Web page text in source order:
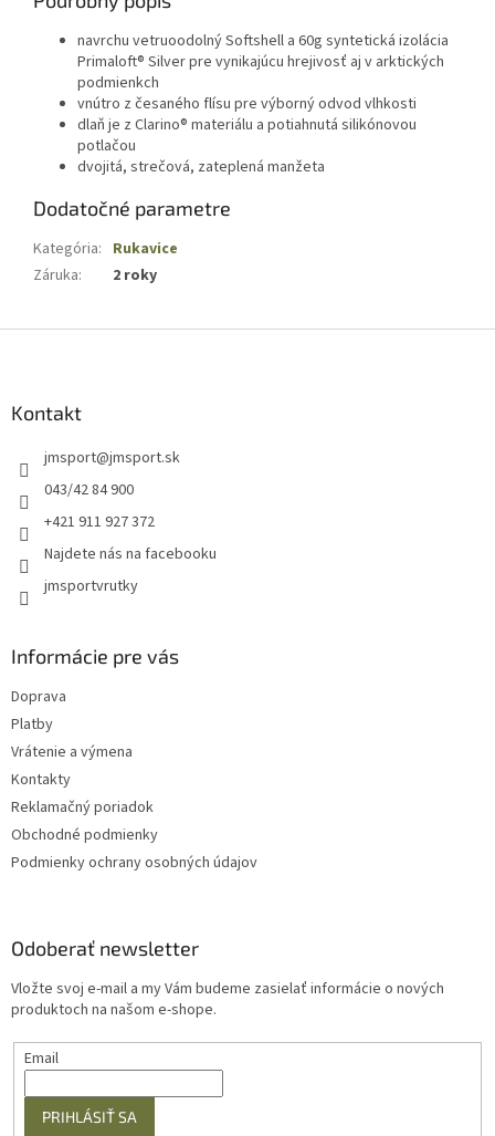
navrchu vetruoodolný Softshell a 60g syntetická izolácia
Primaloft® Silver pre vynikajúcu hrejivosť aj v arktických
podmienkch
vnútro z česaného flísu pre výborný odvod vlhkosti
dlaň je z Clarino® materiálu a potiahnutá silikónovou
potlačou
dvojitá, strečová, zateplená manžeta
Dodatočné parametre
Kategória: Rukavice
Záruka: 2 roky
Kontakt
jmsport@jmsport.sk
043/42 84 900
+421 911 927 372
Najdete nás na facebooku
jmsportvrutky
Informácie pre vás
Doprava
Platby
Vrátenie a výmena
Kontakty
Reklamačný poriadok
Obchodné podmienky
Podmienky ochrany osobných údajov
Odoberať newsletter
Vložte svoj e-mail a my Vám budeme zasielať informácie o nových
produktoch na našom e-shope.
Email
PRIHLÁSIŤ SA